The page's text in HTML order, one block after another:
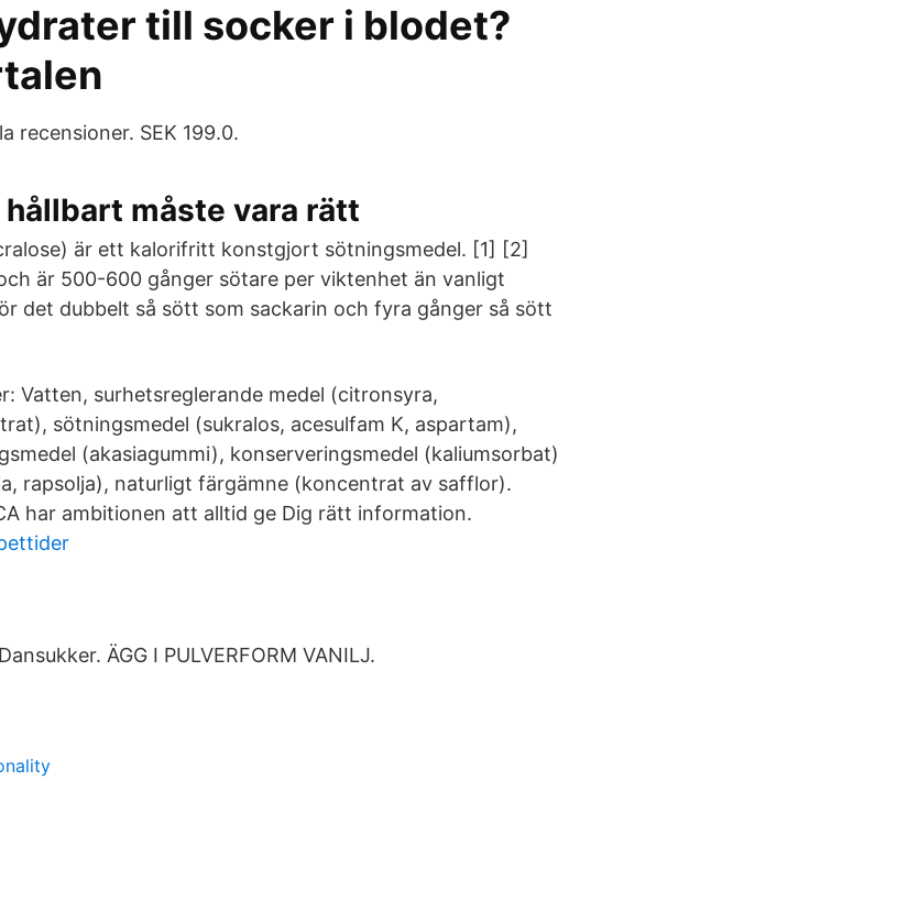
till socker i blodet?
recensioner. SEK 199.0.
hållbart måste vara rätt
är ett kalorifritt konstgjort sötningsmedel. [1] [2]
är 500-600 gånger sötare per viktenhet än vanligt
det dubbelt så sött som sackarin och fyra gånger så sött
Vatten, surhetsreglerande medel (citronsyra,
sötningsmedel (sukralos, acesulfam K, aspartam),
(akasiagummi), konserveringsmedel (kaliumsorbat)
rapsolja), naturligt färgämne (koncentrat av safflor).
har ambitionen att alltid ge Dig rätt information.
ÄGG I PULVERFORM VANILJ.